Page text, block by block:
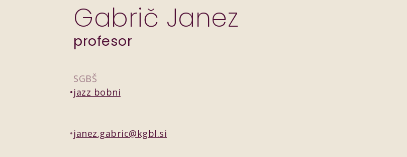
Gabrič Janez
profesor
SGBŠ
jazz bobni
janez.gabric@kgbl.si